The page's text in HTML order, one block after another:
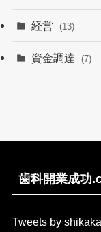
経営 (13)
資金調達 (7)
歯科開業成功
Tweets by